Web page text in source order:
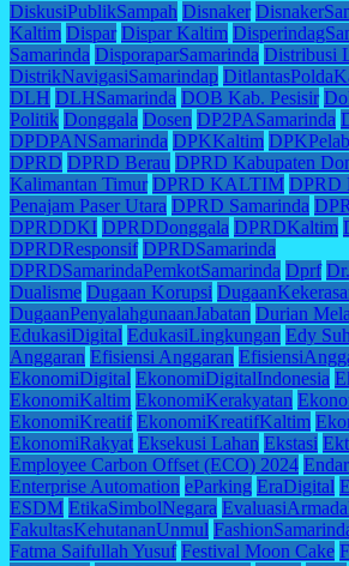
DiskusiPublikSampah Disnaker
Kaltim Dispar Dispar Kaltim
Samarinda DisporaparSamarinda Distribusi
DistrikNavigasiSamarindap
DLH DLHSamarinda DOB Kab. Pesisir
Politik Donggala Dosen DP2PASamarinda
DPDPANSamarinda DPKKaltim
DPRD DPRD Berau DPRD Kabupaten
Kalimantan Timur DPRD KALTIM DPRD
Penajam Paser Utara DPRD Samarinda
DPRDDKI DPRDDonggala DPRDKaltim
DPRDResponsif DPRDSamarinda
DPRDSamarindaPemkotSamarinda Dprf
Dualisme Dugaan Korupsi
DugaanPenyalahgunaanJabatan Durian
EdukasiDigital EdukasiLingkungan Edy
Anggaran Efisiensi Anggaran
EkonomiDigital EkonomiDigitalIndonesia
EkonomiKaltim EkonomiKerakyatan
EkonomiKreatif EkonomiKreatifKaltim
EkonomiRakyat Eksekusi Lahan Ekstasi
Employee Carbon Offset (ECO) 2024
Enterprise Automation eParking EraDigital
ESDM EtikaSimbolNegara
FakultasKehutananUnmul
Fatma Saifullah Yusuf Festival Moon Cake